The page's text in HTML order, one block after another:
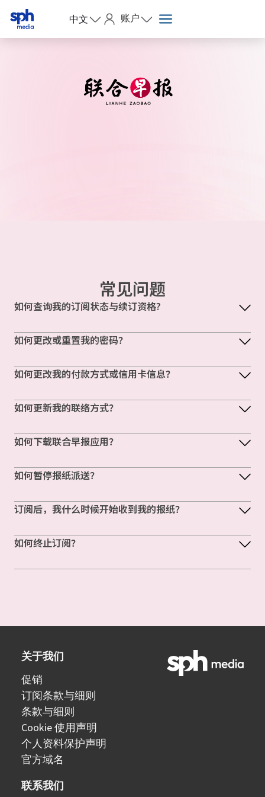
中文 账户
常见问题
如何查询我的订阅状态与续订资格?
如何更改或重置我的密码？
如何更改我的付款方式或信用卡信息？
如何更新我的联络方式？
如何下载联合早报应用？
如何暂停报纸派送？
订阅后，我什么时候开始收到我的报纸？
如何终止订阅？
关于我们
促销
订阅条款与细则
条款与细则
Cookie 使用声明
个人资料保护声明
官方域名
联系我们